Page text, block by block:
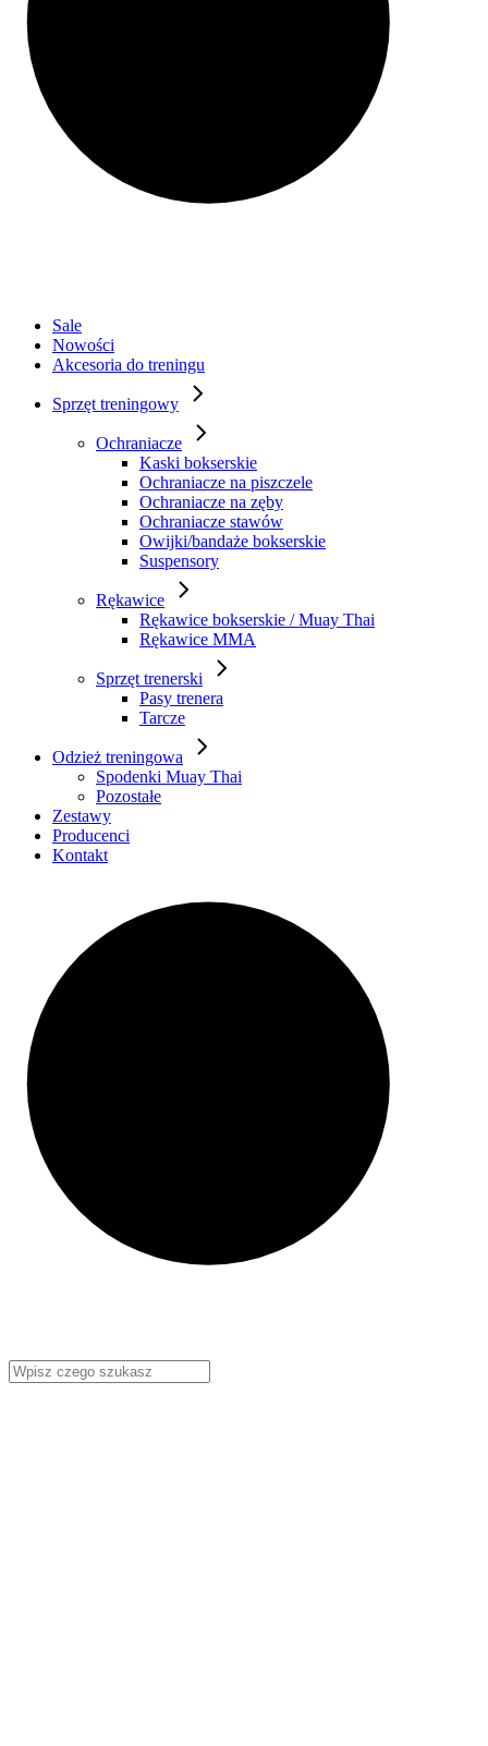
Sale
Nowości
Akcesoria do treningu
Sprzęt treningowy
Ochraniacze
Kaski bokserskie
Ochraniacze na piszczele
Ochraniacze na zęby
Ochraniacze stawów
Owijki/bandaże bokserskie
Suspensory
Rękawice
Rękawice bokserskie / Muay Thai
Rękawice MMA
Sprzęt trenerski
Pasy trenera
Tarcze
Odzież treningowa
Spodenki Muay Thai
Pozostałe
Zestawy
Producenci
Kontakt